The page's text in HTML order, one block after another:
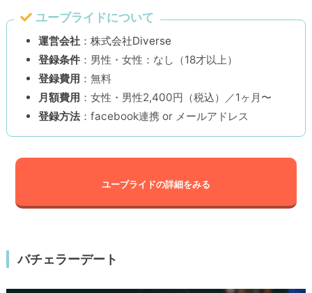
ユーブライドについて
運営会社 ：株式会社Diverse
登録条件 ：男性・女性：なし（18才以上）
登録費用 ：無料
月額費用 ：女性・男性2,400円（税込）／1ヶ月〜
登録方法：facebook連携 or メールアドレス
ユーブライドの詳細をみる
バチェラーデート